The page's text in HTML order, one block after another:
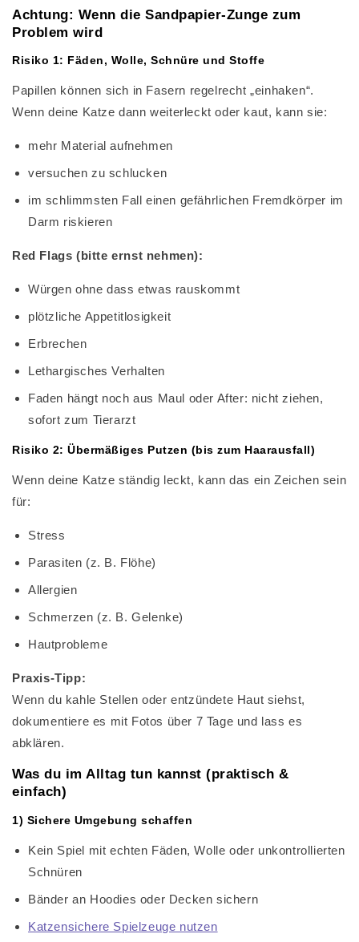
Achtung: Wenn die Sandpapier-Zunge zum
Problem wird
Risiko 1: Fäden, Wolle, Schnüre und Stoffe
Papillen können sich in Fasern regelrecht „einhaken“.
Wenn deine Katze dann weiterleckt oder kaut, kann sie:
mehr Material aufnehmen
versuchen zu schlucken
im schlimmsten Fall einen gefährlichen Fremdkörper im
Darm riskieren
Red Flags (bitte ernst nehmen):
Würgen ohne dass etwas rauskommt
plötzliche Appetitlosigkeit
Erbrechen
Lethargisches Verhalten
Faden hängt noch aus Maul oder After: nicht ziehen,
sofort zum Tierarzt
Risiko 2: Übermäßiges Putzen (bis zum Haarausfall)
Wenn deine Katze ständig leckt, kann das ein Zeichen sein
für:
Stress
Parasiten (z. B. Flöhe)
Allergien
Schmerzen (z. B. Gelenke)
Hautprobleme
Praxis-Tipp:
Wenn du kahle Stellen oder entzündete Haut siehst,
dokumentiere es mit Fotos über 7 Tage und lass es
abklären.
Was du im Alltag tun kannst (praktisch &
einfach)
1) Sichere Umgebung schaffen
Kein Spiel mit echten Fäden, Wolle oder unkontrollierten
Schnüren
Bänder an Hoodies oder Decken sichern
Katzensichere Spielzeuge nutzen